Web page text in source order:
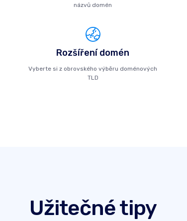
názvů domén
Rozšíření domén
Vyberte si z obrovského výběru doménových
TLD
Užitečné tipy